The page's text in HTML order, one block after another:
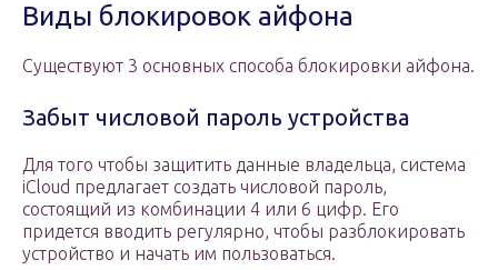
Виды блокировок айфона
Существуют 3 основных способа блокировки айфона.
Забыт числовой пароль устройства
Для того чтобы защитить данные владельца, система
iCloud предлагает создать числовой пароль,
состоящий из комбинации 4 или 6 цифр. Его
придется вводить регулярно, чтобы разблокировать
устройство и начать им пользоваться.